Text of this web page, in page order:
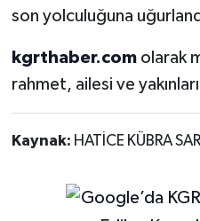
son yolculuğuna
kgrthaber.comolarak
rahmet, ailesi ve
Kaynak: HATİCE KÜBRA